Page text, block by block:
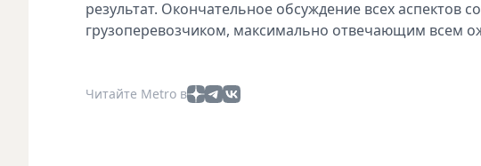
результат. Окончательное обсуждение всех аспектов
грузоперевозчиком, максимально отвечающим всем
Читайте Metro в